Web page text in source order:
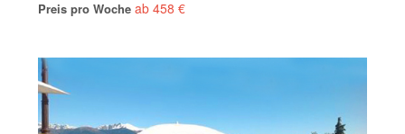
Preis pro Woche ab 458 €